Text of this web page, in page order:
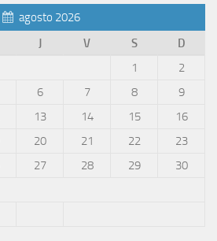
agosto 2026
J V S D
1
2
6 7 8
9
13 14 15
16
20 21 22
23
27 28 29
30